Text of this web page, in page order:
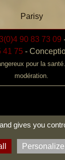
Parisy
90 83 73 09
41 75 -
pour la
modération.
gives you
Personalize